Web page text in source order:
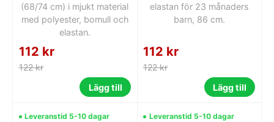
(68/74 cm) i mjukt material
med polyester, bomull och
elastan.
112 kr
122 kr
Lägg till
elastan för 23 månaders
barn, 86 cm.
112 kr
122 kr
Lägg till
Leveranstid 5-10 dagar Leveranstid 5-10 dagar